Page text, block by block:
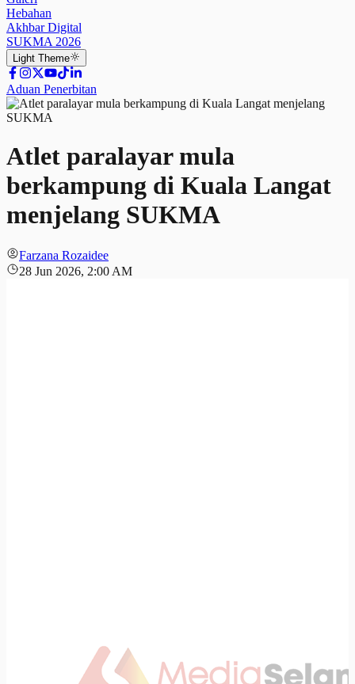
Hebahan
Akhbar Digital
SUKMA 2026
Light Theme
Aduan Penerbitan
Atlet paralayar mula
berkampung di Kuala Langat
menjelang SUKMA
Farzana Rozaidee
28 Jun 2026, 2:00 AM